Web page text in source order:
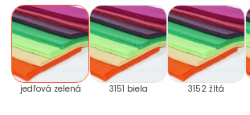
jedľová zelená 3151 biela 3152 žltá